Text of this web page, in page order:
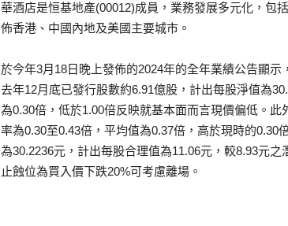
華酒店是恒基地產(00012)成員，業務發展多元化，包
佈香港、中國內地及美國主要城市。
於今年3月18日晚上發佈的2024年的全年業績公告顯
去年12月底已發行股數約6.91億股，計出每股淨值為
為0.30倍，低於1.00倍反映就基本面而言現價偏低。
率為0.30至0.43倍，平均值為0.37倍，高於現時的
為30.2236元，計出每股合理值為11.06元，較8.93元
止蝕位為買入價下跌20%可考慮離場。